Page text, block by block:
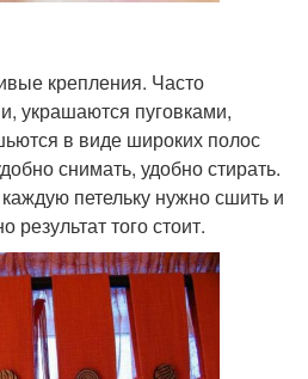
крепления. Часто
украшаются пуговками,
в виде широких полос
снимать, удобно стирать.
петельку нужно сшить и
результат того стоит.